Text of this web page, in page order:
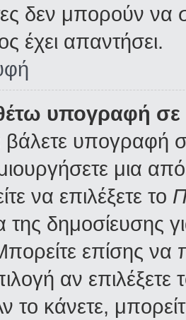
δεν μπορούν να
έχει απαντήσει.
υπογραφή σε
βάλετε υπογραφή
μια
να επιλέξετε το
της δημοσίευσης
επίσης
αν
το κάνετε,